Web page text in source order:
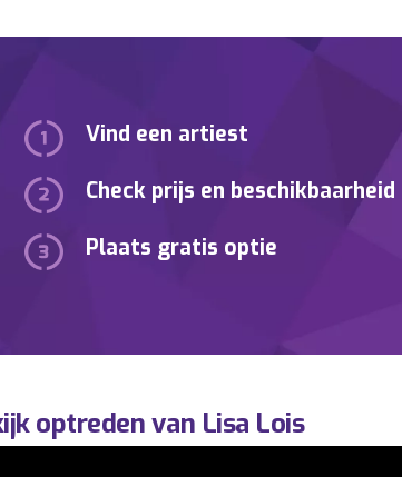
Vind een artiest
Check prijs en beschikbaarheid
Plaats gratis optie
optreden van Lisa Lois